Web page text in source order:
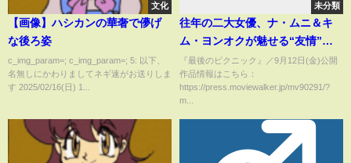
文化
【画像】ハシカンの華奢で儚げ
な後ろ姿
c_img_param=; c_img_param=; 5: 以下、
名無しにかわりましてネギ速がお送りしま
す 2025/02/16(日) 1...
未分類
往年の二大女優、ナ・ムニ＆キ
ム・ヨンオクが魅せる“友情”の
素晴らしさ！『最後のピクニッ
ク』日本版予告編
『最後のピクニック』／9月12日(金)公開
作品情報はこちら：
https://press.moviewalker.jp/mv90291/?
m...